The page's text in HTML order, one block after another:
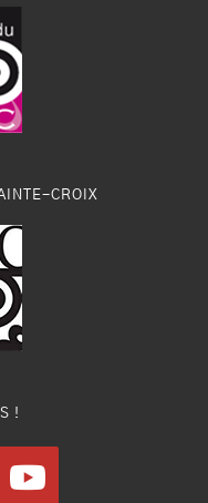
CROIX
!